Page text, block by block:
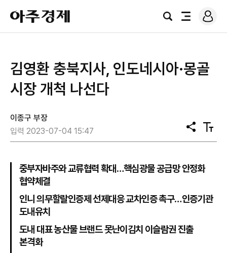
아
주
경
검
전
로
그
김영환 충북지사, 인도네시아·몽골
시장 개척 나선다
이종구 부장
입력 2023-07-04 15:47
공
유
텍
스
중부자바주와 교류협력 확대…핵심광물 공급망 안정화
협약체결
인니 의무할랄인증제 선제대응 교차인증 촉구…인증기관
도내유치
도내 대표 농산물 브랜드 못난이김치 이슬람권 진출
본격화